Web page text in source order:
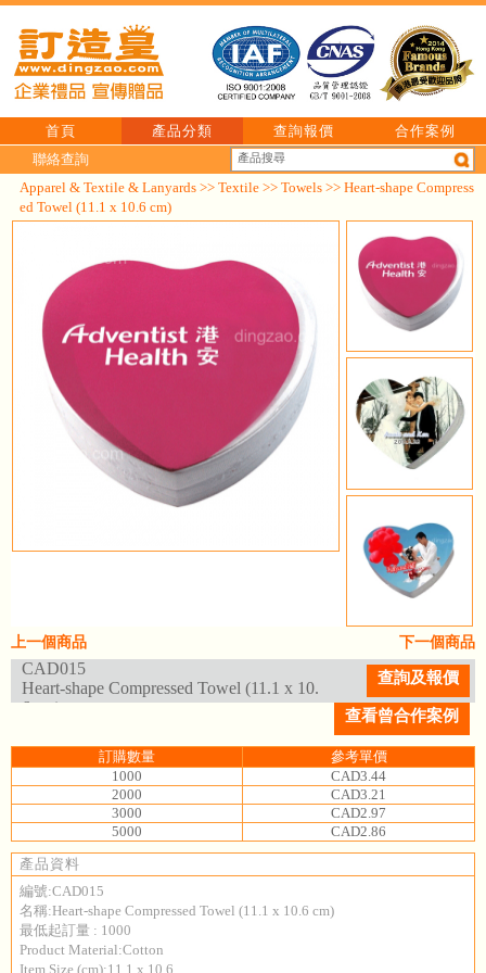
首頁 產品分類 查詢報價
合作案例
聯絡查詢
Apparel & Textile & Lanyards >> Textile >> Towels >> Heart-shape Compress
ed Towel (11.1 x 10.6 cm)
下一個商品
上一個商品
CAD015
Heart-shape Compressed Towel (11.1 x 10.
6 cm)
查詢及報價
查看曾合作案例
訂購數量
參考單價
1000
CAD3.44
2000
CAD3.21
3000
CAD2.97
5000
CAD2.86
產品資料
編號:CAD015
名稱:Heart-shape Compressed Towel (11.1 x 10.6 cm)
最低起訂量 : 1000
Product Material:Cotton
Item Size (cm):11.1 x 10.6